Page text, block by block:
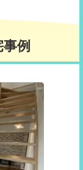
例